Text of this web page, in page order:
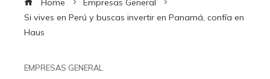
Home
Empresas General
Si vives en Perú y buscas invertir en Panamá, confía en
Haus
EMPRESAS GENERAL